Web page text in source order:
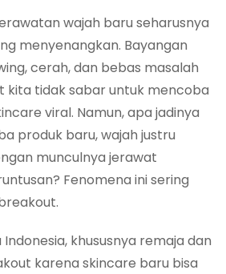
wajah baru seharusnya
menyenangkan. Bayangan
cerah, dan bebas masalah
kita tidak sabar untuk mencoba
viral. Namun, apa jadinya
produk baru, wajah justru
munculnya jerawat
Fenomena ini sering
khususnya remaja dan
karena skincare baru bisa